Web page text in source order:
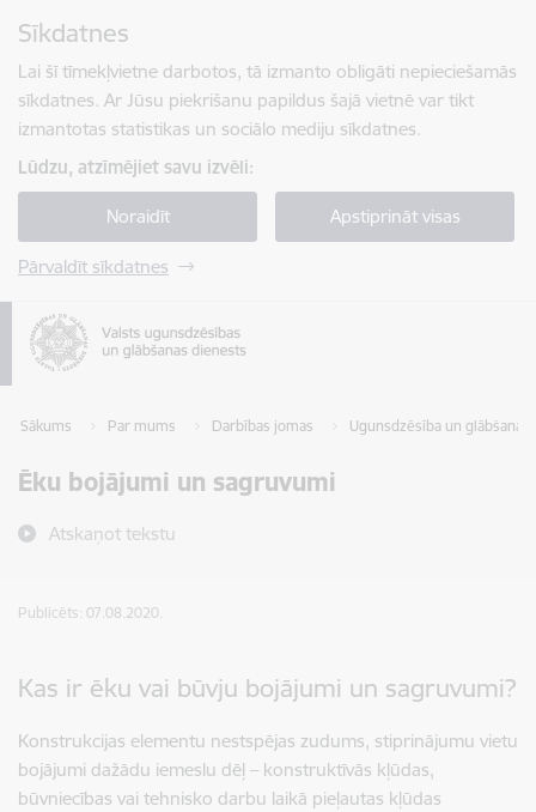
Sīkdatnes
Lai šī tīmekļvietne darbotos, tā izmanto obligāti nepieciešamās
sīkdatnes. Ar Jūsu piekrišanu papildus šajā vietnē var tikt
izmantotas statistikas un sociālo mediju sīkdatnes.
Lūdzu, atzīmējiet savu izvēli:
Noraidīt Apstiprināt visas
Pārvaldīt sīkdatnes
Sākums Par mums Darbības jomas Ugunsdzēsība un glābšanas
Ēku bojājumi un sagruvumi
Atskaņot tekstu
Publicēts: 07.08.2020.
Kas ir ēku vai būvju bojājumi un sagruvumi?
Konstrukcijas elementu nestspējas zudums, stiprinājumu vietu
bojājumi dažādu iemeslu dēļ – konstruktīvās kļūdas,
būvniecības vai tehnisko darbu laikā pieļautas kļūdas